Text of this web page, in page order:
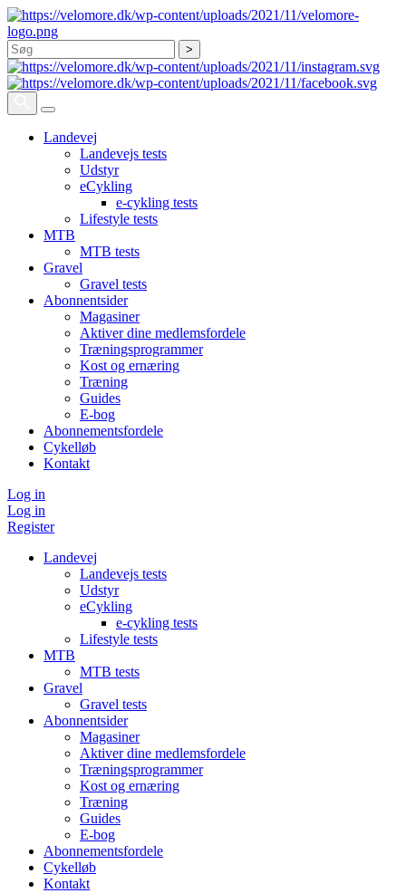
Søg
Landevej
Landevejs tests
Udstyr
eCykling
e-cykling tests
Lifestyle tests
MTB
MTB tests
Gravel
Gravel tests
Abonnentsider
Magasiner
Aktiver dine medlemsfordele
Træningsprogrammer
Kost og ernæring
Træning
Guides
E-bog
Abonnementsfordele
Cykelløb
Kontakt
Log in
Log in
Register
Landevej
Landevejs tests
Udstyr
eCykling
e-cykling tests
Lifestyle tests
MTB
MTB tests
Gravel
Gravel tests
Abonnentsider
Magasiner
Aktiver dine medlemsfordele
Træningsprogrammer
Kost og ernæring
Træning
Guides
E-bog
Abonnementsfordele
Cykelløb
Kontakt